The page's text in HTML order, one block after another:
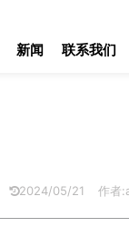
新闻 联系我们
2024/05/21 作者